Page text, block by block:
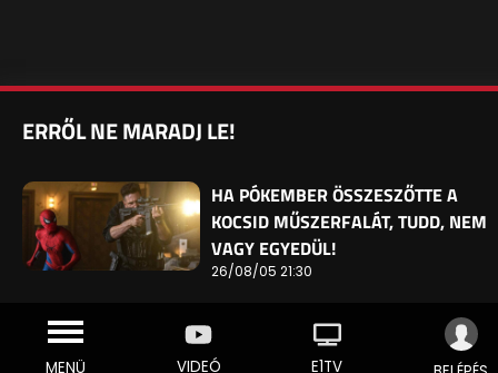
MENÜ VIDEÓ E1TV
ERRŐL NE MARADJ LE!
HA PÓKEMBER ÖSSZESZŐTTE A
KOCSID MŰSZERFALÁT, TUDD, NEM
VAGY EGYEDÜL!
26/08/05 21:30